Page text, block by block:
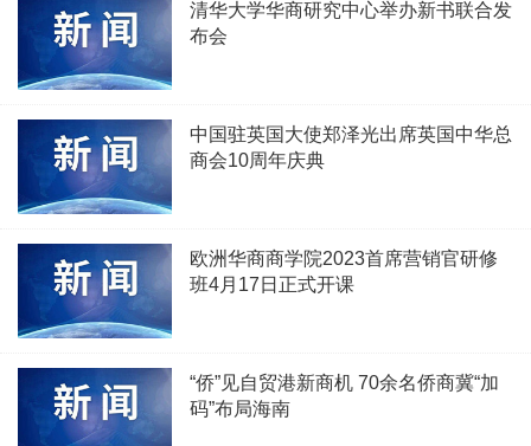
清华大学华商研究中心举办新书联合发
布会
中国驻英国大使郑泽光出席英国中华总
商会10周年庆典
欧洲华商商学院2023首席营销官研修
班4月17日正式开课
“侨”见自贸港新商机 70余名侨商冀“加
码”布局海南